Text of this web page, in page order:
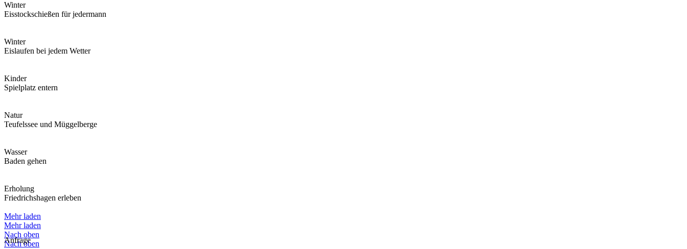
Winter
Eisstockschießen für jedermann
Winter
Eislaufen bei jedem Wetter
Kinder
Spielplatz entern
Natur
Teufelssee und Müggelberge
Wasser
Baden gehen
Erholung
Friedrichshagen erleben
Mehr laden
Mehr laden
Nach oben
Nach oben
Anfrage